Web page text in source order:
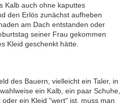
Kalb auch ohne kaputtes
den Erlös zunächst aufheben
am Dach entstanden oder
seiner Frau gekommen
Kleid geschenkt hätte.
des Bauern, vielleicht ein Taler, in
ein Kalb, ein paar Schuhe,
ein Kleid "wert" ist, muss man